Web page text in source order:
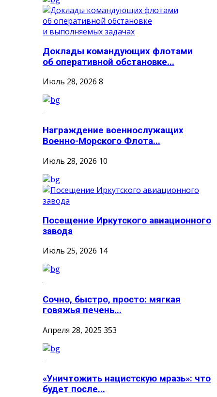
Доклады командующих флотами
об оперативной обстановке...
Июль 28, 2026 8
Награждение военнослужащих
Военно-Морского Флота...
Июль 28, 2026 10
Посещение Иркутского авиационного
завода
Июль 25, 2026 14
Сочно, быстро, просто: мягкая
говяжья печень...
Апреля 28, 2025 353
«Уничтожить нацистскую мразь»: что
будет после...